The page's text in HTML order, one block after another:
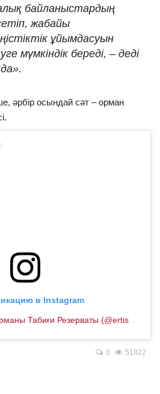
байланыстардың
жабайы
ұйымдасуын
мүмкіндік береді, – деді
әрбір осындай сәт – орман
в Instagram
0 51822